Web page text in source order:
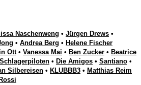
Naschenweng • Jürgen Drews •
• Andrea Berg • Helene Fischer
Ott• Vanessa Mai • Ben Zucker • Beatrice
• Die Amigos • Santiano •
Silbereisen • KLUBBB3 • Matthias Reim